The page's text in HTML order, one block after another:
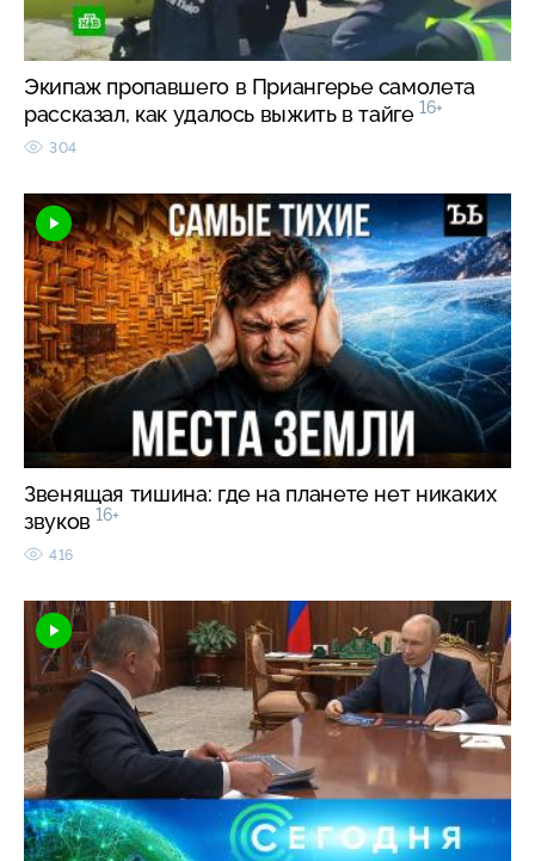
Экипаж пропавшего в Приангерье самолета
рассказал, как удалось выжить в тайге 16+
304
Звенящая тишина: где на планете нет никаких
звуков 16+
416